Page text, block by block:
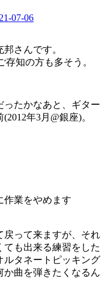
07-06
さんです。
存知の方も多そう。
ったかなあと、ギター
年3月@銀座)。
作業をやめます
戻って来ますが、それ
も出来る練習をした
ルタネートピッキング
曲を弾きたくなるん